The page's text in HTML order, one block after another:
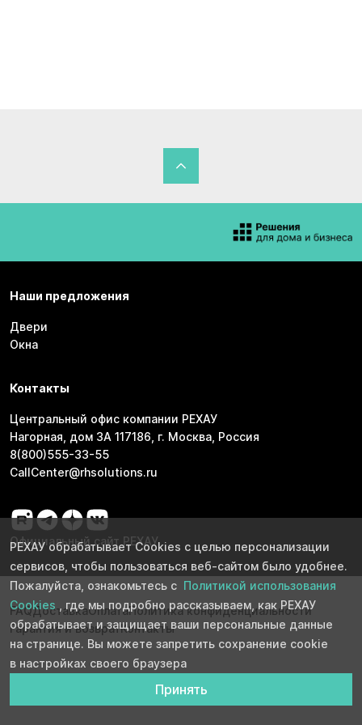
Наши предложения
Двери
Окна
Контакты
Центральный офис компании РЕХАУ
Нагорная, дом 3А 117186, г. Москва, Россия
8(800)555-33-55
CallCenter@rhsolutions.ru
Официальный сайт РЕХАУ
FAQДоставкаОплатаПолитика конфиденциальности
Гарантия и возвратКонтакты
РЕХАУ обрабатывает Cookies с целью персонализации
сервисов, чтобы пользоваться веб-сайтом было удобнее.
Пожалуйста, ознакомьтесь с Политикой использования
Cookies
, где мы подробно рассказываем, как РЕХАУ
обрабатывает и защищает ваши персональные данные
на странице. Вы можете запретить сохранение cookie
в настройках своего браузера
Принять